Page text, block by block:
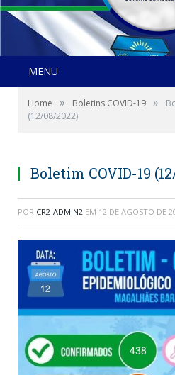
MENU
Home » Boletins COVID-19 »
(12/08/2022)
Boletim COVID-19
POR CR2-ADMIN2 EM 12 DE AGOSTO DE